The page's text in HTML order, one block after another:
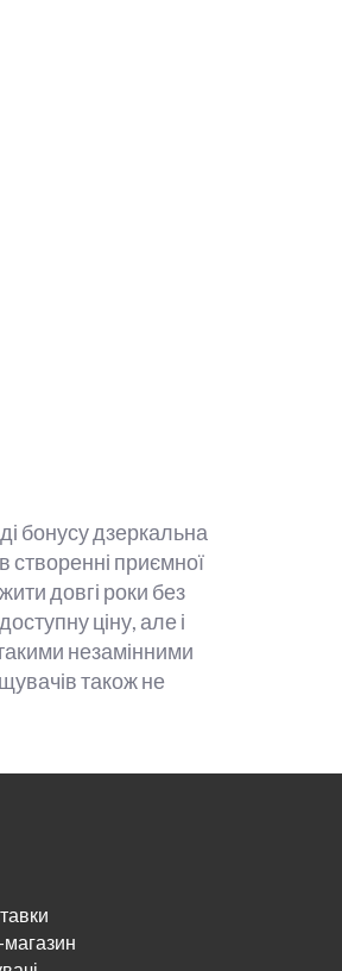
бонусу дзеркальна
створенні приємної
довгі роки без
ціну, але і
незамінними
також не
магазин